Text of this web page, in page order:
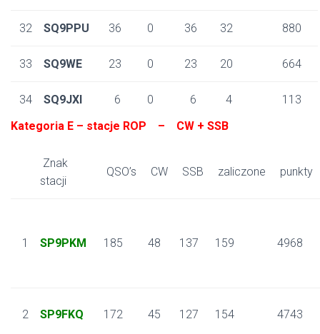
32 SQ9PPU 36 0 36 32 880
33 SQ9WE 23 0 23 20 664
34 SQ9JXI 6 0 6 4
113
Kategoria E – stacje ROP – CW + SSB
Znak
stacji
QSO’s CW SSB zaliczone punkty
1 SP9PKM 185 48 137 159 4968
2 SP9FKQ 172 45 127 154 4743